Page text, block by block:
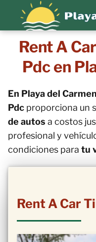
Rent A
Pdc en
En Playa del
Pdc proporciona un
de autos a costos
profesional y
condiciones para tu
Rent A Car